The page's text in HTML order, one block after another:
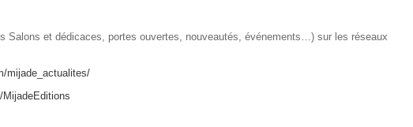
Salons et dédicaces, portes ouvertes, nouveautés, événements…) sur les réseaux
mijade_actualites/